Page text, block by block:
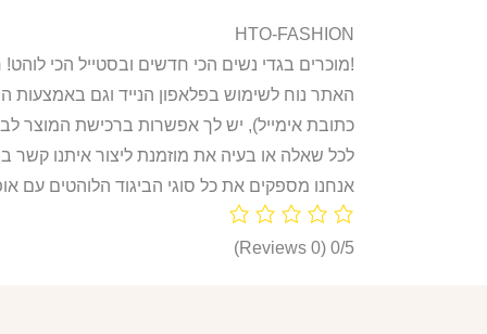
HTO-FASHION
אנחנו ב-HTO מוכרים בגדי נשים הכי חדשים ובסטייל הכי לוהט! חולצות, חליפות ספורט, קפוצ’ונים, בגדי גוף, מחשופים, וכל מה שאישה או נערה צריכות היום!
האתר נוח לשימוש בפלאפון הנייד וגם
כתובת אימייל), יש לך אפשרות ברכישת המוצר
לכל שאלה או בעיה את מוזמנת ליצור איתנו
אנחנו מספקים את כל סוגי הביגוד הלוהטים עם
0/5
(0 Reviews)